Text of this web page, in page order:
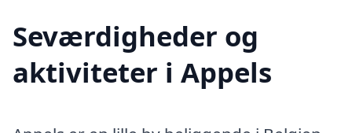
Seværdigheder og
aktiviteter i Appels